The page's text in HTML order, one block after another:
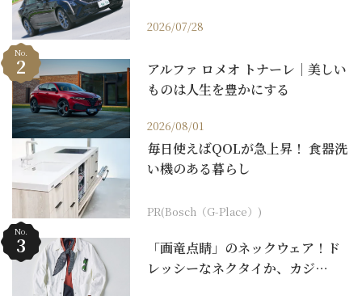
2026/07/28
アルファ ロメオ トナーレ｜美しい
ものは人生を豊かにする
2026/08/01
No.
毎日使えばQOLが急上昇！ 食器洗
い機のある暮らし
PR(Bosch（G-Place）)
「画竜点睛」のネックウェア！ド
レッシーなネクタイか、カジ…
No.